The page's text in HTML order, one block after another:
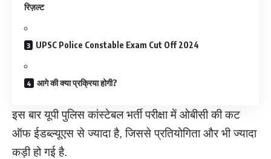
रिज़ल्ट
UPSC Police Constable Exam Cut Off 2024
आगे की क्या प्रक्रिया होगी?
इस बार यूपी पुलिस कांस्टेबल भर्ती परीक्षा में ओबीसी की कट
ऑफ ईडब्ल्यूएस से ज्यादा है, जिससे प्रतियोगिता और भी ज्यादा
कड़ी हो गई है.